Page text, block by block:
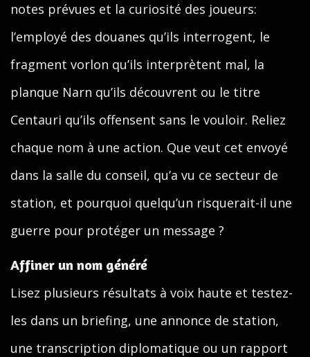
notes prévues et la curiosité des joueurs:
l’employé des douanes qu’ils interrogent, le
fragment vorlon qu’ils interprètent mal, la
planque Narn qu’ils découvrent ou le titre
Centauri qu’ils offensent sans le vouloir. Reliez
chaque nom à une action. Que veut cet envoyé
dans la salle du conseil, qu’a vu ce secteur de
station, et pourquoi quelqu’un risquerait-il une
guerre pour protéger un message ?
Affiner un nom généré
Lisez plusieurs résultats à voix haute et testez-
les dans un briefing, une annonce de station,
une transcription diplomatique ou un rapport